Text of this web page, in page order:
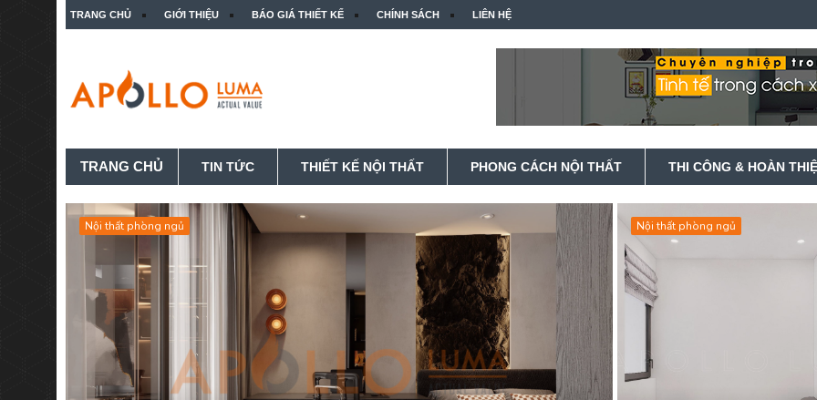
TRANG CHỦ GIỚI THIỆU BÁO GIÁ THIẾT KẾ CHÍNH SÁCH LIÊN HỆ
TRANG CHỦ TIN TỨC THIẾT KẾ NỘI THẤT PHONG CÁCH NỘI THẤT THI CÔNG & HOÀN
Nội thất phòng ngủ Nội thất phòng ngủ